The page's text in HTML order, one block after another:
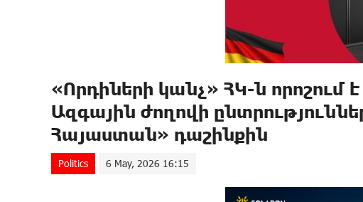
«Որդիների կանչ» ՀԿ-ն որոշում
Ազգային ժողովի
Հայաստան» դաշինքին
Politics 6 May, 2026 16:15